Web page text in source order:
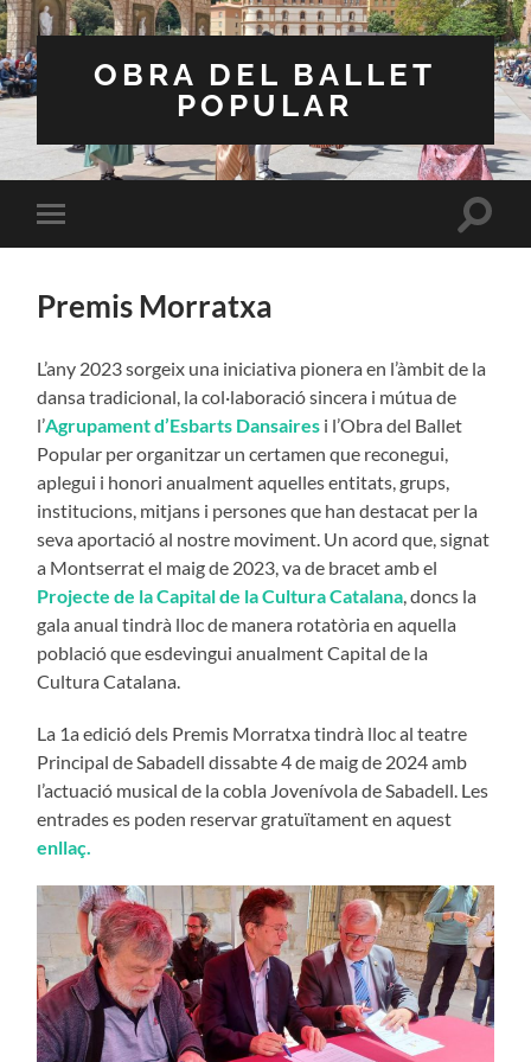
OBRA DEL BALLET
POPULAR
Toggle
mobile
Toggle
Premis Morratxa
L’any 2023 sorgeix una iniciativa pionera en l’àmbit de la
dansa tradicional, la col·laboració sincera i mútua de
l’Agrupament d’Esbarts Dansaires i l’Obra del Ballet
Popular per organitzar un certamen que reconegui,
aplegui i honori anualment aquelles entitats, grups,
institucions, mitjans i persones que han destacat per la
seva aportació al nostre moviment. Un acord que, signat
a Montserrat el maig de 2023, va de bracet amb el
Projecte de la Capital de la Cultura Catalana , doncs la
gala anual tindrà lloc de manera rotatòria en aquella
població que esdevingui anualment Capital de la
Cultura Catalana.
La 1a edició dels Premis Morratxa tindrà lloc al teatre
Principal de Sabadell dissabte 4 de maig de 2024 amb
l’actuació musical de la cobla Jovenívola de Sabadell. Les
entrades es poden reservar gratuïtament en aquest
enllaç.